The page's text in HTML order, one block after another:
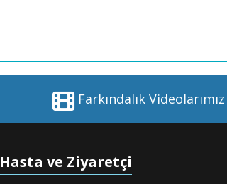
Farkındalık Videolarımız
Hasta ve Ziyaretçi